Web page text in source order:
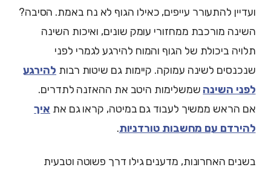
ועדיין להתעורר עייפים, כאילו הגוף לא נח באמת. הסיבה?
השינה מורכבת ממחזורי עומק שונים, ואיכות השינה
תלויה ביכולת של הגוף והמוח להירגע לגמרי לפני
שנכנסים לשינה עמוקה. קיימות גם שיטות רבות להירגע
לפני השינה שמשלימות היטב את ההאזנה לתדרים.
אם הראש ממשיך לעבוד גם במיטה, קראו גם את איך
להירדם עם מחשבות טורדניות.
בשנים האחרונות, מדענים גילו דרך פשוטה וטבעית